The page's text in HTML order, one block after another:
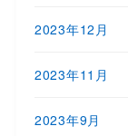
2023年12月
2023年11月
2023年9月